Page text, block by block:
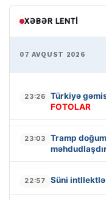
XƏBƏR LENTI
07 AVQUST 2026
23:26 Türkiyə
FOTOLAR
23:03
Tramp
22:57 Süni